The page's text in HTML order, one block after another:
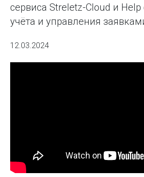
сервиса Streletz-Cloud и
учёта и управления
12.03.2024